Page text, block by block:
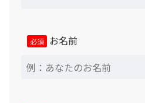
必須 お名前